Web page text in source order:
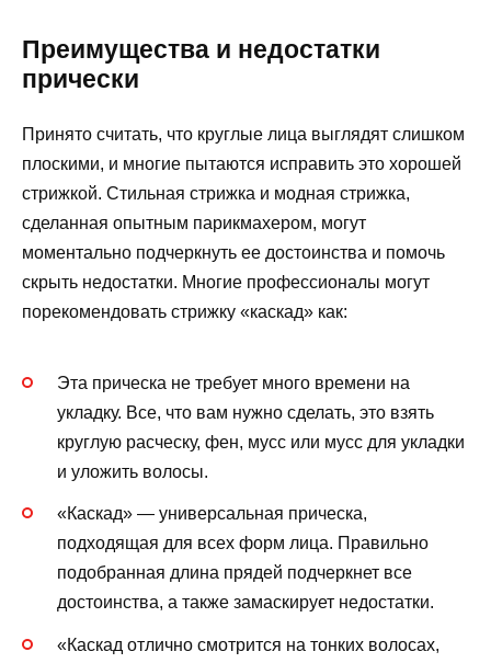
Преимущества и недостатки
прически
Принято считать, что круглые лица выглядят слишком
плоскими, и многие пытаются исправить это хорошей
стрижкой. Стильная стрижка и модная стрижка,
сделанная опытным парикмахером, могут
моментально подчеркнуть ее достоинства и помочь
скрыть недостатки. Многие профессионалы могут
порекомендовать стрижку «каскад» как:
Эта прическа не требует много времени на
укладку. Все, что вам нужно сделать, это взять
круглую расческу, фен, мусс или мусс для укладки
и уложить волосы.
«Каскад» — универсальная прическа,
подходящая для всех форм лица. Правильно
подобранная длина прядей подчеркнет все
достоинства, а также замаскирует недостатки.
«Каскад отлично смотрится на тонких волосах,